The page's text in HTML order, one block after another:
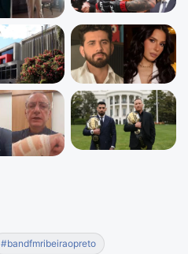
#bandfmribeiraopreto